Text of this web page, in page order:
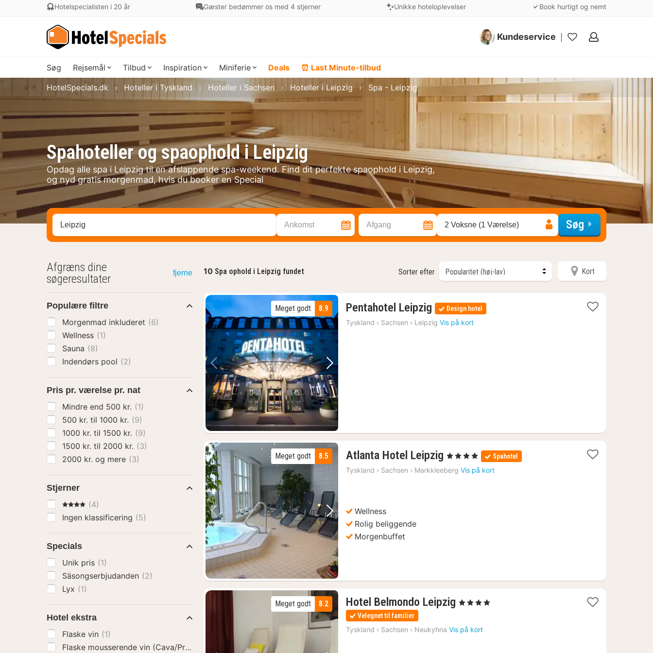
Hotelspecialisten i 20 år Gæster bedømmer os med 4 stjerner Unikke hoteloplevelser Book hurtigt og nemt
Kundeservice
Mine
Søg Rejsemål Tilbud Inspiration Miniferie Deals ⏰ Last Minute-tilbud
Spahoteller og spaophold i Leipzig
Opdag alle spa i Leipzig til en afslappende spa-weekend. Find dit perfekte spaophold i Leipzig,
og nyd gratis morgenmad, hvis du booker en Special
HotelSpecials.dk Hoteller i Tyskland Hoteller i Sachsen Hoteller i Leipzig Spa - Leipzig
Søg efter destination ... Ankomst Afgang 2 Voksne (1 Værelse) Søg
10 Spa ophold i Leipzig fundet Sorter efter Kort
Forrige billede Næste billede
8.9
Meget godt Pentahotel Leipzig 1
nat
fra
Design hotel
Tyskland › Sachsen › Leipzig Vis på kort
Forrige billede Næste billede
8.5
Meget godt Atlanta Hotel Leipzig 2
nætter
fra
, 4 Stjerner Spahotel
Tyskland › Sachsen › Markkleeberg Vis på kort
Wellness
Rolig beliggende
Morgenbuffet
8.2
Meget godt Hotel Belmondo Leipzig 3
fra
397
, 4 Stjerner
Velegnet til familier
Tyskland › Sachsen › Neukyhna Vis på kort
Afgræns dine
søgeresultater
fjerne
Populære filtre
Morgenmad inkluderet (6)
Wellness (1)
Sauna (8)
Indendørs pool (2)
Pris pr. værelse pr. nat
Mindre end 500 kr. (1)
500 kr. til 1000 kr. (9)
1000 kr. til 1500 kr. (9)
1500 kr. til 2000 kr. (3)
2000 kr. og mere (3)
Stjerner
4 Stjerner
(4)
Ingen klassificering (5)
Specials
Unik pris (1)
Säsongserbjudanden (2)
Lyx (1)
Hotel ekstra
Flaske vin (1)
Flaske mousserende vin (Cava/Prosecco)